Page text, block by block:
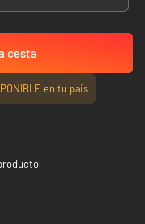
cesta
en tu país